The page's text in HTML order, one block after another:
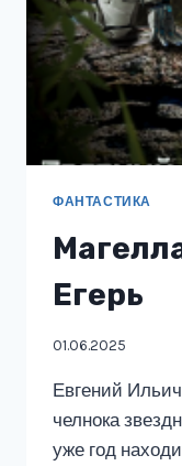
ФАНТАСТИКА
Егерь
01.06.2025
Евгений
челнока
уже год